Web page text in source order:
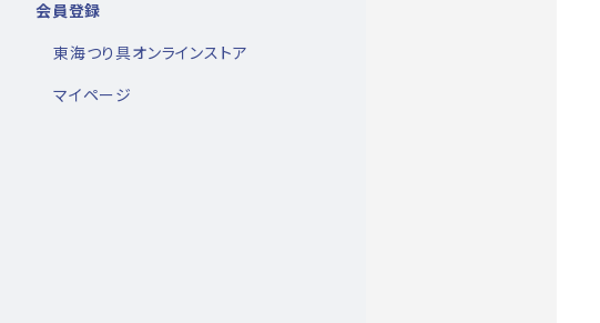
会員登録
東海つり具オンラインストア
マイページ